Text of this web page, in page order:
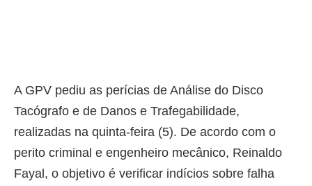
A GPV pediu as perícias de Análise do Disco
Tacógrafo e de Danos e Trafegabilidade,
realizadas na quinta-feira (5). De acordo com o
perito criminal e engenheiro mecânico, Reinaldo
Fayal, o objetivo é verificar indícios sobre falha